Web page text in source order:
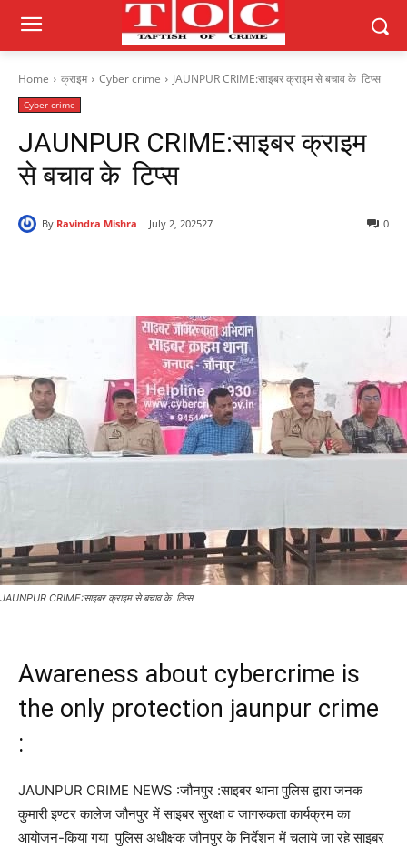
Home क्राइम Cyber crime JAUNPUR CRIME:साइबर क्राइम से बचाव के टिप्स
Cyber crime
JAUNPUR CRIME:साइबर क्राइम
से बचाव के टिप्स
By Ravindra Mishra July 2, 2025 0
27
JAUNPUR CRIME:साइबर क्राइम से बचाव के टिप्स
Awareness about cybercrime is
the only protection jaunpur crime
:
JAUNPUR CRIME NEWS :जौनपुर :साइबर थाना पुलिस द्वारा जनक
कुमारी इण्टर कालेज जौनपुर में साइबर सुरक्षा व जागरुकता कार्यक्रम का
आयोजन-किया गया पुलिस अधीक्षक जौनपुर के निर्देशन में चलाये जा रहे साइबर